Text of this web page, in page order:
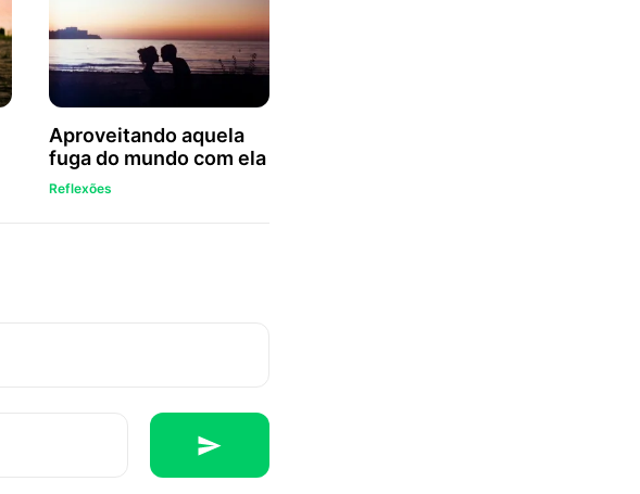
Aproveitando aquela
fuga do mundo com ela
Reflexões